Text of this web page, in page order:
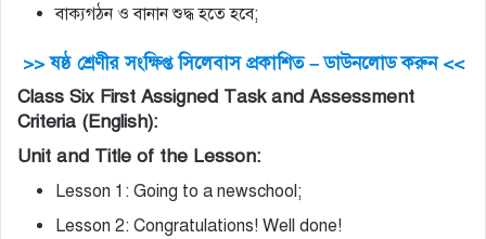
বাক্যগঠন ও বানান শুদ্ধ হতে হবে;
>> ষষ্ঠ শ্রেণীর সংক্ষিপ্ত সিলেবাস প্রকাশিত – ডাউনলোড করুন <<
Class Six First Assigned Task and Assessment
Criteria (English):
Unit and Title of the Lesson:
Lesson 1: Going to a newschool;
Lesson 2: Congratulations! Well done!